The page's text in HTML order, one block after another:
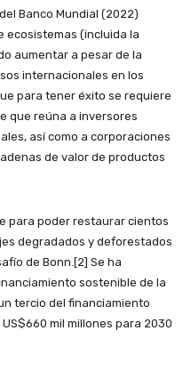
Banco Mundial (2022)
ecosistemas (incluida la
aumentar a pesar de la
internacionales en los
para tener éxito se requiere
que reúna a inversores
así como a corporaciones
de valor de productos
para poder restaurar cientos
degradados y deforestados
de Bonn.[2] Se ha
sostenible de la
tercio del financiamiento
mil millones para 2030